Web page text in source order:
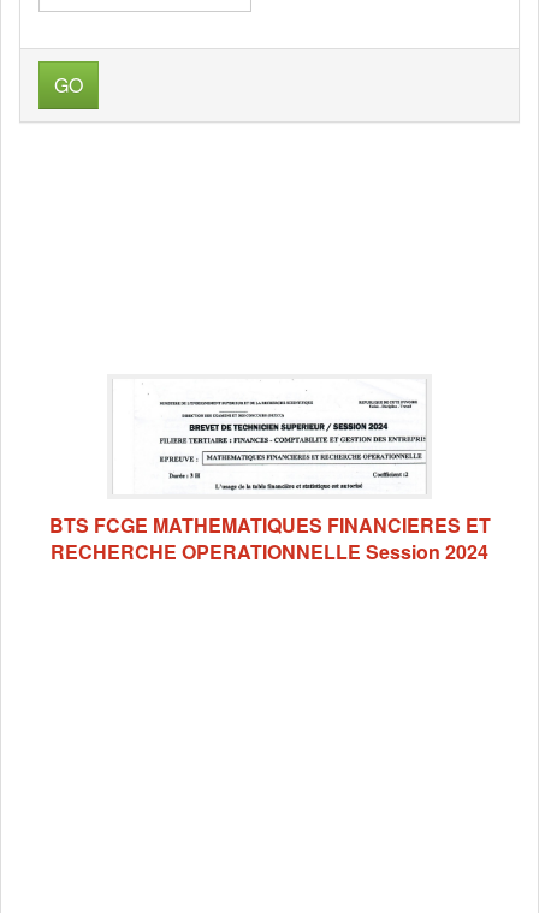
GO
BTS FCGE MATHEMATIQUES FINANCIERES ET
RECHERCHE OPERATIONNELLE Session 2024